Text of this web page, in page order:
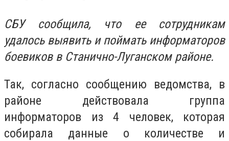
СБУ сообщила, что ее сотрудникам
удалось выявить и поймать информаторов
боевиков в Станично-Луганском районе.
Так, согласно сообщению ведомства, в
районе действовала группа
информаторов из 4 человек, которая
собирала данные о количестве и